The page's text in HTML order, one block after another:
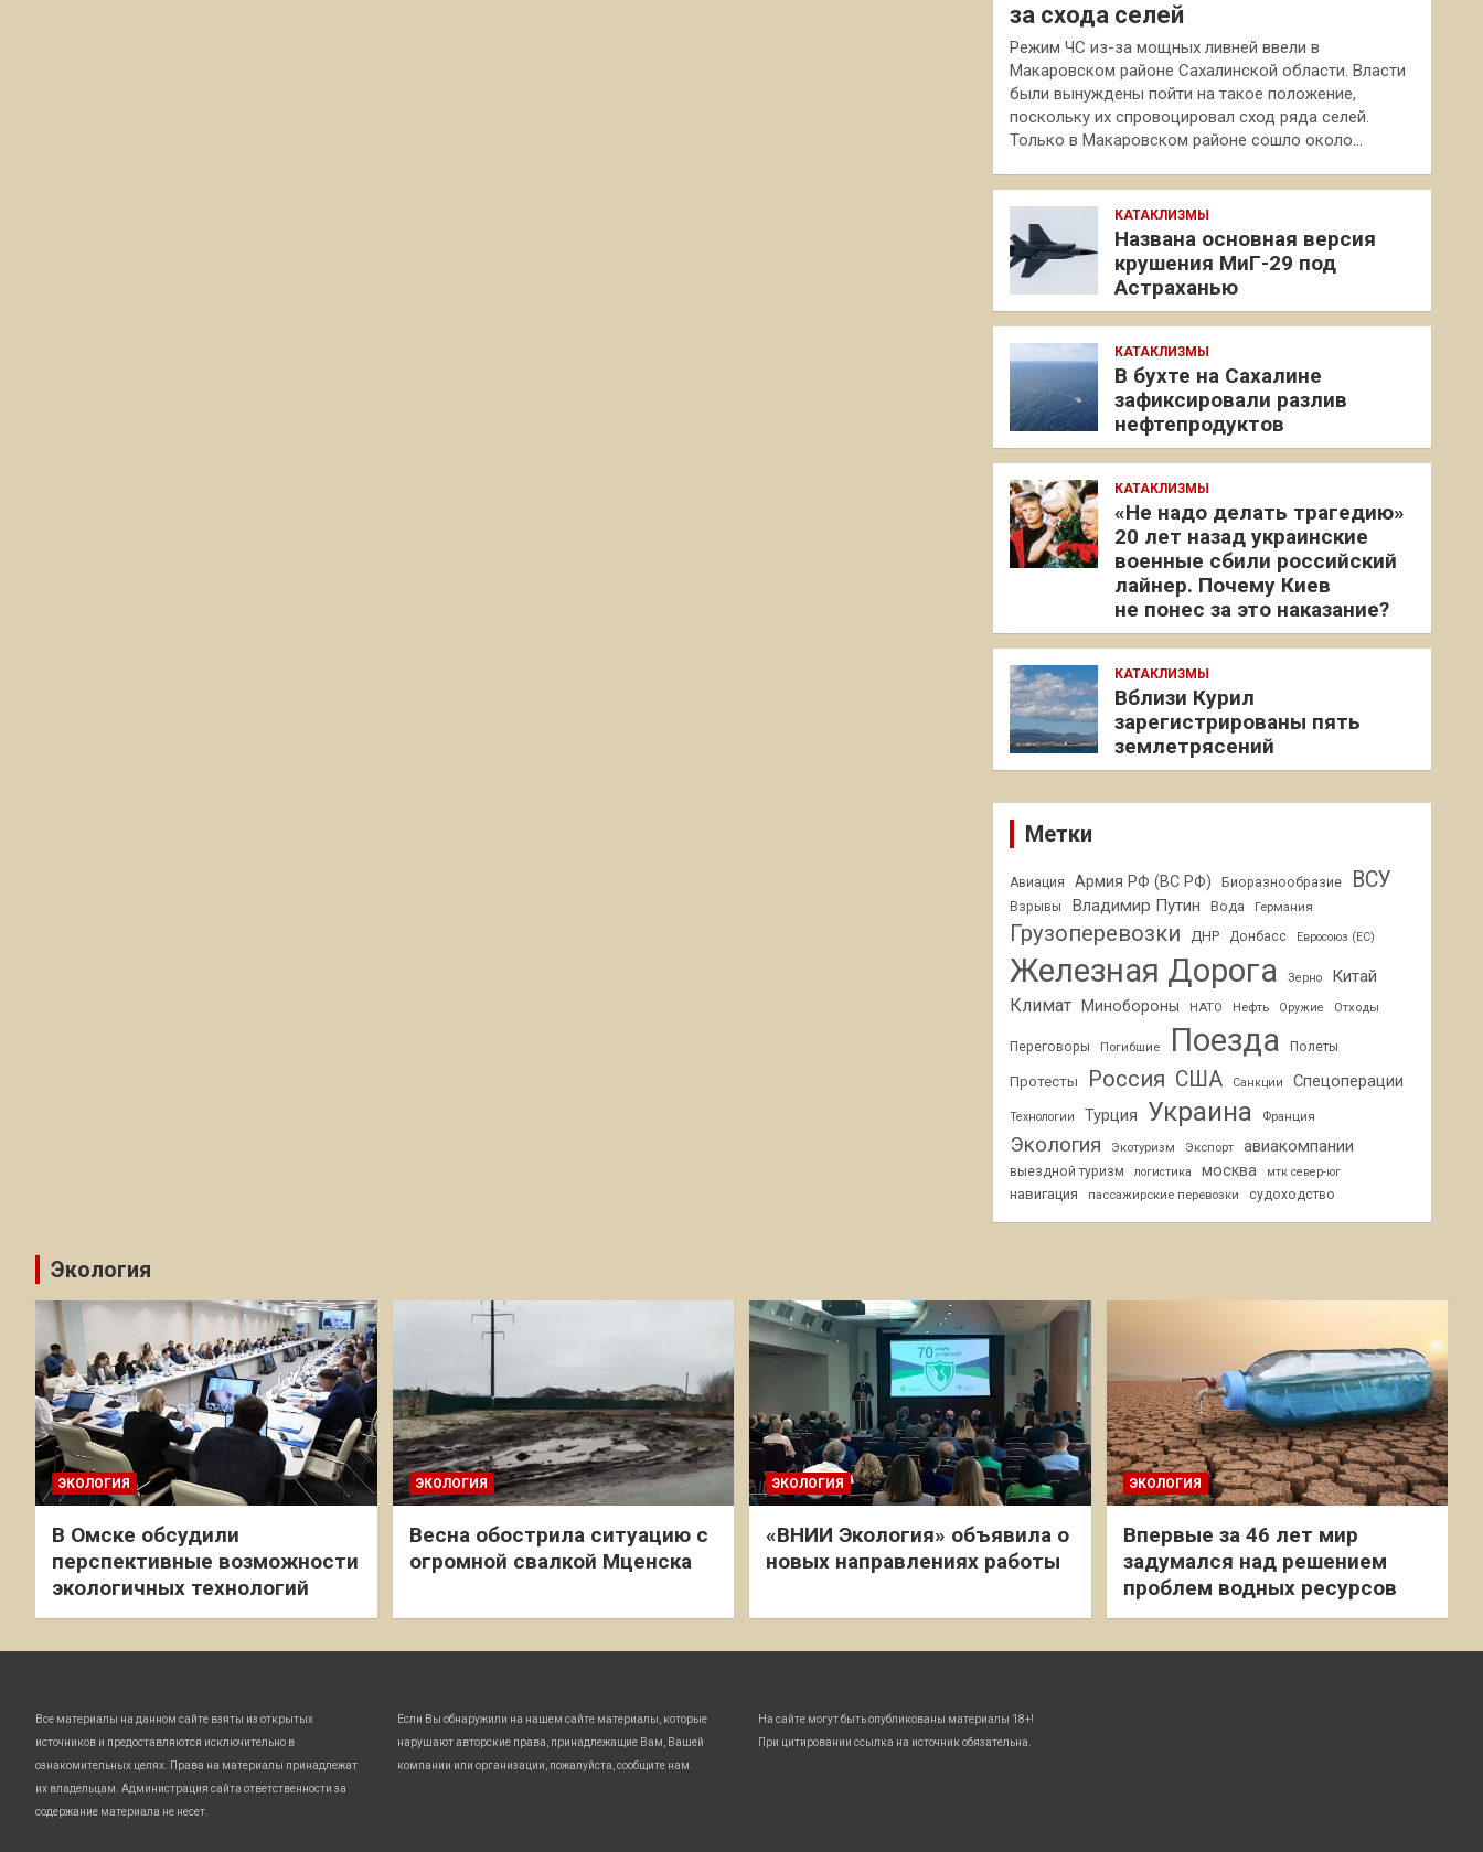
за схода селей
Режим ЧС из-за мощных ливней ввели в
Макаровском районе Сахалинской области. Власти
были вынуждены пойти на такое положение,
поскольку их спровоцировал сход ряда селей.
Только в Макаровском районе сошло около…
КАТАКЛИЗМЫ
Названа основная версия
крушения МиГ-29 под
Астраханью
КАТАКЛИЗМЫ
В бухте на Сахалине
зафиксировали разлив
нефтепродуктов
КАТАКЛИЗМЫ
«Не надо делать трагедию»
20 лет назад украинские
военные сбили российский
лайнер. Почему Киев
не понес за это наказание?
КАТАКЛИЗМЫ
Вблизи Курил
зарегистрированы пять
землетрясений
Метки
Авиация Армия РФ (ВС РФ) Биоразнообразие ВСУ
Взрывы Владимир Путин Вода Германия
Грузоперевозки ДНР Донбасс Евросоюз (ЕС)
Железная Дорога Зерно Китай
Климат Минобороны НАТО Нефть Оружие Отходы
Переговоры Погибшие Поезда Полеты
Протесты Россия США Санкции Спецоперации
Технологии Турция Украина Франция
Экология Экотуризм Экспорт авиакомпании
выездной туризм логистика москва мтк север-юг
навигация пассажирские перевозки судоходство
Экология
ЭКОЛОГИЯ
В Омске обсудили
перспективные возможности
экологичных технологий
ЭКОЛОГИЯ
Весна обострила ситуацию с
огромной свалкой Мценска
ЭКОЛОГИЯ
«ВНИИ Экология» объявила о
новых направлениях работы
ЭКОЛОГИЯ
Впервые за 46 лет мир
задумался над решением
проблем водных ресурсов
Все материалы на данном сайте взяты из открытых
источников и предоставляются исключительно в
ознакомительных целях. Права на материалы принадлежат
их владельцам. Администрация сайта ответственности за
содержание материала не несет.
Если Вы обнаружили на нашем сайте материалы, которые
нарушают авторские права, принадлежащие Вам, Вашей
компании или организации, пожалуйста, сообщите нам.
На сайте могут быть опубликованы материалы 18+!
При цитировании ссылка на источник обязательна.